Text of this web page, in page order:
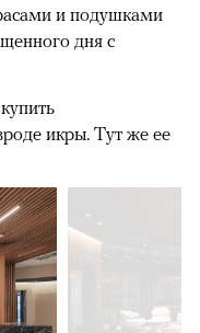
и подушками
дня с
икры. Тут же ее